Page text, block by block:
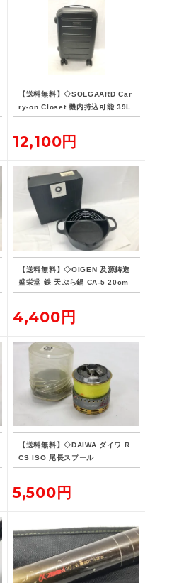
【送料無料】◇SOLGAARD Car
ry-on Closet 機内持込可能 39L
ブラック キャリーケース
12,100円
【送料無料】◇OIGEN 及源鋳造
盛栄堂 鉄 天ぷら鍋 CA-5 20cm
4,400円
【送料無料】◇DAIWA ダイワ R
CS ISO 尾長スプール
5,500円